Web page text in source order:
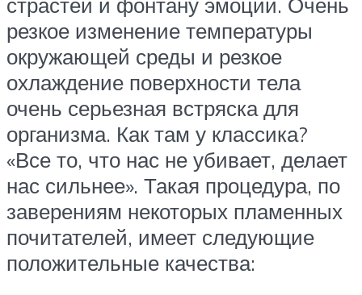
резкое изменение температуры
окружающей среды и резкое
охлаждение поверхности тела
очень серьезная встряска для
организма. Как там у классика?
«Все то, что нас не убивает, делает
нас сильнее». Такая процедура, по
заверениям некоторых пламенных
почитателей, имеет следующие
положительные качества: